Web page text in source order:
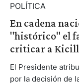
POLÍTICA
En cadena
"histórico" el
criticar a
El Presidente
por la decisión de